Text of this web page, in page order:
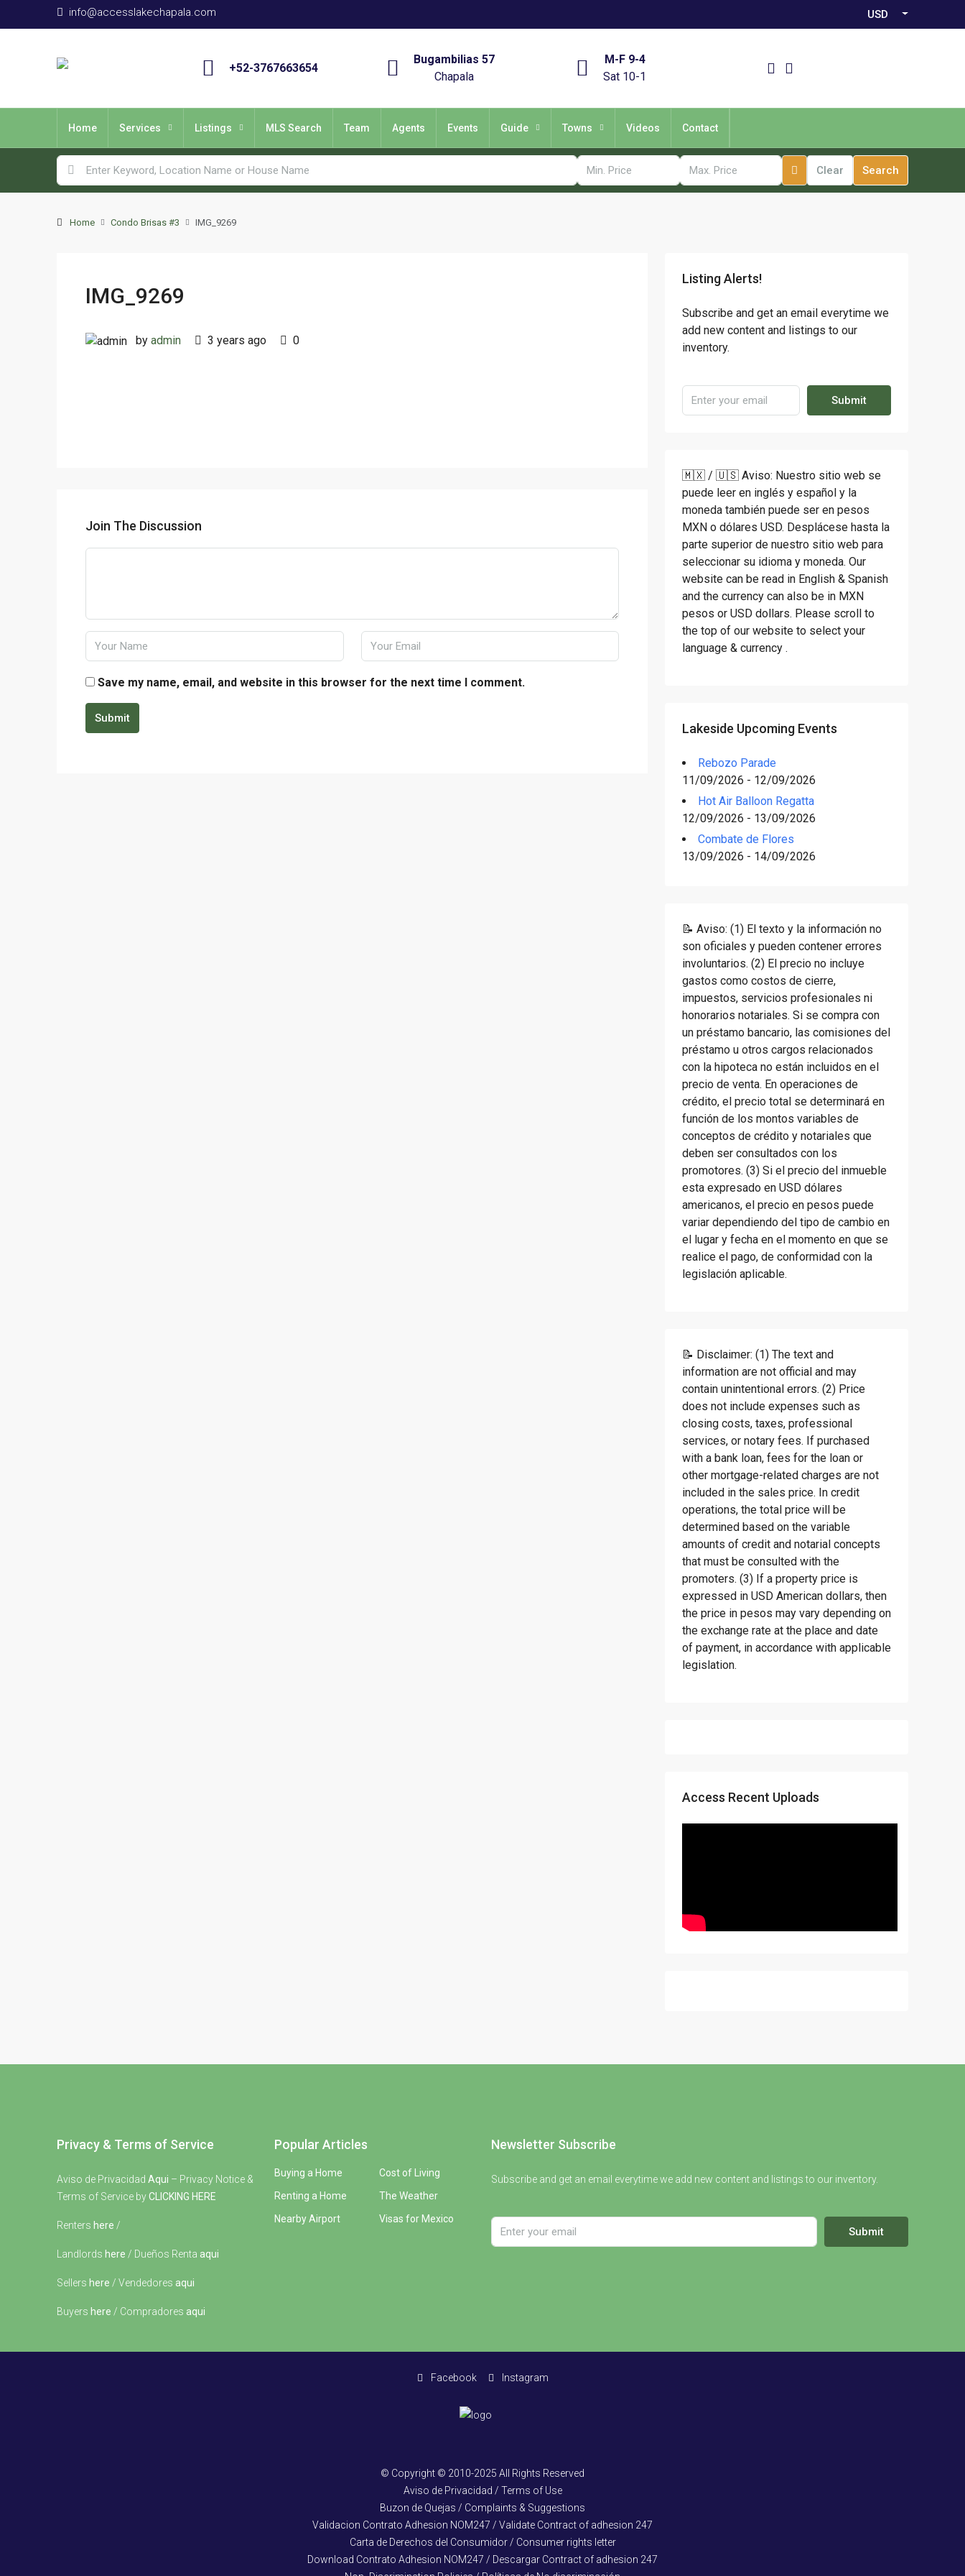
info@accesslakechapala.com USD
+52-3767663654
Bugambilias 57
Chapala
M-F 9-4
Sat 10-1
Home Services Listings MLS Search Team Agents Events Guide Towns Videos Contact
Clear Search
Home Condo Brisas #3 IMG_9269
IMG_9269
by admin 3 years ago 0
Join The Discussion
Save my name, email, and website in this browser for the next time I comment.
Submit
Listing Alerts!
Subscribe and get an email everytime we
add new content and listings to our
inventory.
Submit
🇲🇽 / 🇺🇸 Aviso: Nuestro sitio web se
puede leer en inglés y español y la
moneda también puede ser en pesos
MXN o dólares USD. Desplácese hasta la
parte superior de nuestro sitio web para
seleccionar su idioma y moneda. Our
website can be read in English & Spanish
and the currency can also be in MXN
pesos or USD dollars. Please scroll to
the top of our website to select your
language & currency .
Lakeside Upcoming Events
Rebozo Parade
11/09/2026 - 12/09/2026
Hot Air Balloon Regatta
12/09/2026 - 13/09/2026
Combate de Flores
13/09/2026 - 14/09/2026
📝 Aviso: (1) El texto y la información no
son oficiales y pueden contener errores
involuntarios. (2) El precio no incluye
gastos como costos de cierre,
impuestos, servicios profesionales ni
honorarios notariales. Si se compra con
un préstamo bancario, las comisiones del
préstamo u otros cargos relacionados
con la hipoteca no están incluidos en el
precio de venta. En operaciones de
crédito, el precio total se determinará en
función de los montos variables de
conceptos de crédito y notariales que
deben ser consultados con los
promotores. (3) Si el precio del inmueble
esta expresado en USD dólares
americanos, el precio en pesos puede
variar dependiendo del tipo de cambio en
el lugar y fecha en el momento en que se
realice el pago, de conformidad con la
legislación aplicable.
📝 Disclaimer: (1) The text and
information are not official and may
contain unintentional errors. (2) Price
does not include expenses such as
closing costs, taxes, professional
services, or notary fees. If purchased
with a bank loan, fees for the loan or
other mortgage-related charges are not
included in the sales price. In credit
operations, the total price will be
determined based on the variable
amounts of credit and notarial concepts
that must be consulted with the
promoters. (3) If a property price is
expressed in USD American dollars, then
the price in pesos may vary depending on
the exchange rate at the place and date
of payment, in accordance with applicable
legislation.
Access Recent Uploads
Privacy & Terms of Service
Aviso de Privacidad Aqui – Privacy Notice &
Terms of Service byCLICKING HERE
Renters here /
Landlords here / Dueños Renta aqui
Sellers here / Vendedores aqui
Buyers here / Compradores aqui
Popular Articles
Buying a Home
Renting a Home
Nearby Airport
Cost of Living
The Weather
Visas for Mexico
Newsletter Subscribe
Subscribe and get an email everytime we add new content and listings to our inventory.
Submit
Facebook Instagram
© Copyright © 2010-2025 All Rights Reserved
Aviso de Privacidad / Terms of Use
Buzon de Quejas / Complaints & Suggestions
Validacion Contrato Adhesion NOM247 / Validate Contract of adhesion 247
Carta de Derechos del Consumidor / Consumer rights letter
Download Contrato Adhesion NOM247 / Descargar Contract of adhesion 247